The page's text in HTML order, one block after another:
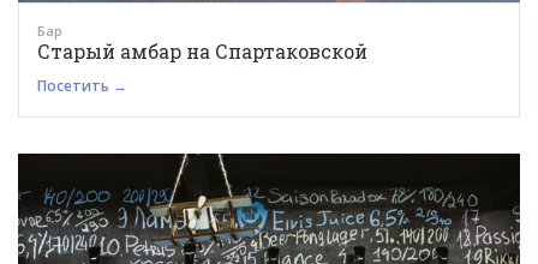
Бар
Старый амбар на Спартаковской
Посетить →